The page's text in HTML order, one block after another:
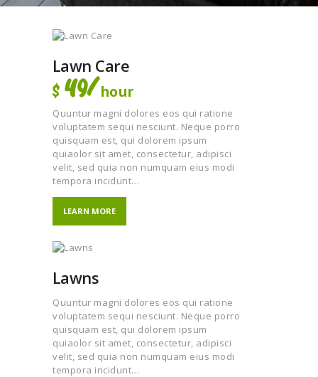
Lawn Care
$ 49/hour
Quuntur magni dolores eos qui ratione
voluptatem sequi nesciunt. Neque porro
quisquam est, qui dolorem ipsum
quiaolor sit amet, consectetur, adipisci
velit, sed quia non numquam eius modi
tempora incidunt…
LEARN MORE
Lawns
Quuntur magni dolores eos qui ratione
voluptatem sequi nesciunt. Neque porro
quisquam est, qui dolorem ipsum
quiaolor sit amet, consectetur, adipisci
velit, sed quia non numquam eius modi
tempora incidunt…